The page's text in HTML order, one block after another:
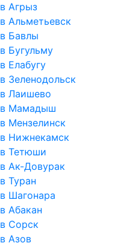
в Агрыз
в Альметьевск
в Бавлы
в Бугульму
в Елабугу
в Зеленодольск
в Лаишево
в Мамадыш
в Мензелинск
в Нижнекамск
в Тетюши
в Ак-Довурак
в Туран
в Шагонара
в Абакан
в Сорск
в Азов